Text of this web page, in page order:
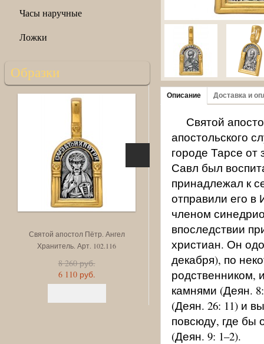
Часы наручные
Ложки
Образки
Святой апостол Пётр. Ангел
Хранитель. Арт. 102.116
8 260 руб.
6 110 руб.
Святой
великий князь Владимир.
Хранитель. Арт. 102.115
8 260 руб.
6 110 руб.
Описание Доставка и
Святой
апостольского
городе Тарсе от
Савл был
принадлежал к
отправили его
членом
впоследствии
христиан. Он
декабря), по
родственником,
камнями (Деян.
(Деян. 26: 11) и
повсюду, где бы
(Деян. 9: 1–2).